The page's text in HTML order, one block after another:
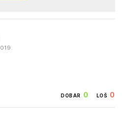
DOBAR 0 LOŠ 0